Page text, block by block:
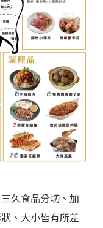
久食品分切、加
、大小皆有所差